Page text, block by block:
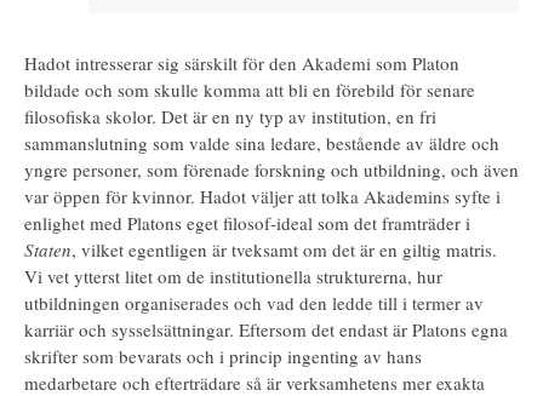
Hadot intresserar sig särskilt för den Akademi som Platon
bildade och som skulle komma att bli en förebild för senare
filosofiska skolor. Det är en ny typ av institution, en fri
sammanslutning som valde sina ledare, bestående av äldre och
yngre personer, som förenade forskning och utbildning, och även
var öppen för kvinnor. Hadot väljer att tolka Akademins syfte i
enlighet med Platons eget filosof-ideal som det framträder i
Staten, vilket egentligen är tveksamt om det är en giltig matris.
Vi vet ytterst litet om de institutionella strukturerna, hur
utbildningen organiserades och vad den ledde till i termer av
karriär och sysselsättningar. Eftersom det endast är Platons egna
skrifter som bevarats och i princip ingenting av hans
medarbetare och efterträdare så är verksamhetens mer exakta